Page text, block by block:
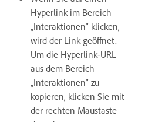
Hyperlink im Bereich
„Interaktionen“ klicken,
wird der Link geöffnet.
Um die Hyperlink-URL
aus dem Bereich
„Interaktionen“ zu
kopieren, klicken Sie mit
der rechten Maustaste